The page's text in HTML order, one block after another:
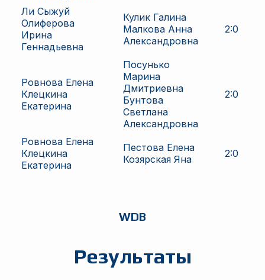
Ли Сыжуй
Олиферова
Ирина
Геннадьевна
Кулик Галина
Малкова Анна
Александровна
2:0
Ровнова Елена
Клецкина
Екатерина
Посунько
Марина
Дмитриевна
Бунтова
Светлана
Александровна
2:0
Ровнова Елена
Клецкина
Екатерина
Пестова Елена
Козярская Яна
2:0
WDB
Результаты